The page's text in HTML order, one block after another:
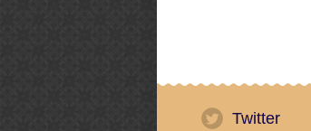
Twitter